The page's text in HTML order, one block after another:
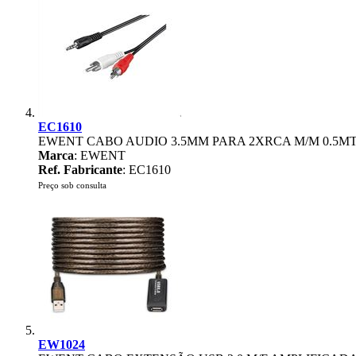
EC1610
EWENT CABO AUDIO 3.5MM PARA 2XRCA M/M
Marca: EWENT
Ref. Fabricante: EC1610
Preço sob consulta
EW1024